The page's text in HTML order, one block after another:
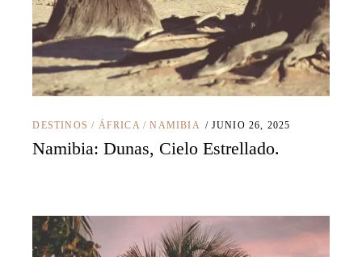
DESTINOS / ÁFRICA /NAMIBIA JUNIO 26, 2025
Namibia: Dunas, Cielo Estrellado.